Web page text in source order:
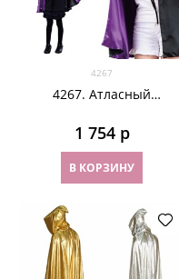
4267
4267. Атласный
шляпой
1 754 р
В КОРЗИНУ